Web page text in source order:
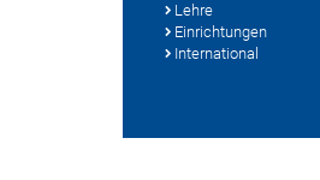
Lehre
Einrichtungen
International